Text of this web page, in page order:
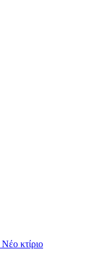
Νέο κτίριο